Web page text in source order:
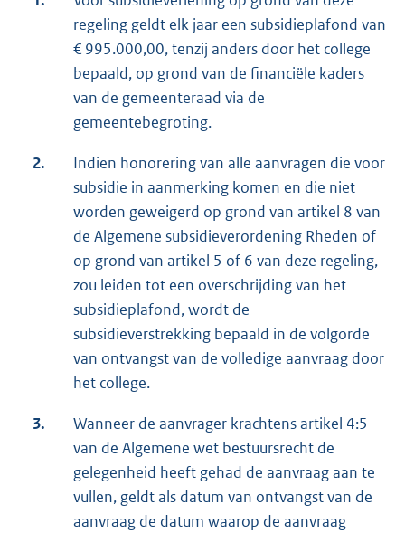
regeling geldt elk jaar een subsidieplafond van
€ 995.000,00, tenzij anders door het college
bepaald, op grond van de financiële kaders
van de gemeenteraad via de
gemeentebegroting.
2.
Indien honorering van alle aanvragen die voor
subsidie in aanmerking komen en die niet
worden geweigerd op grond van artikel 8 van
de Algemene subsidieverordening Rheden of
op grond van artikel 5 of 6 van deze regeling,
zou leiden tot een overschrijding van het
subsidieplafond, wordt de
subsidieverstrekking bepaald in de volgorde
van ontvangst van de volledige aanvraag door
het college.
3.
Wanneer de aanvrager krachtens artikel 4:5
van de Algemene wet bestuursrecht de
gelegenheid heeft gehad de aanvraag aan te
vullen, geldt als datum van ontvangst van de
aanvraag de datum waarop de aanvraag